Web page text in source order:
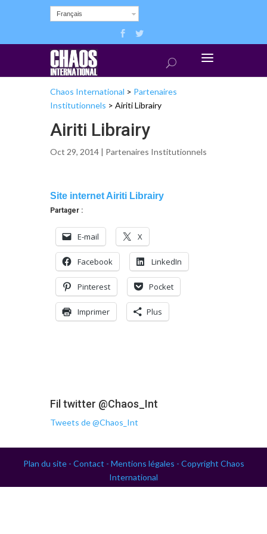
Français
Chaos International > Partenaires
Institutionnels > Airiti Librairy
Airiti Librairy
Oct 29, 2014 | Partenaires Institutionnels
Site internet Airiti Librairy
Partager :
E-mail X
Facebook LinkedIn
Pinterest Pocket
Imprimer Plus
Fil twitter @Chaos_Int
Tweets de @Chaos_Int
Plan du site - Contact - Mentions légales - Copyright Chaos
International